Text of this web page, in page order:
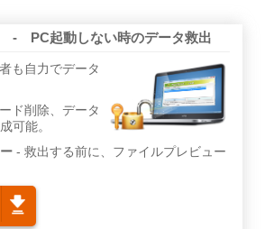
- PC起動しない時のデータ救出
も自力でデータ
ド削除、データ
可能。
救出する前に、ファイルプレビュー